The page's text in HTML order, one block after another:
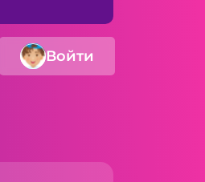
Войти